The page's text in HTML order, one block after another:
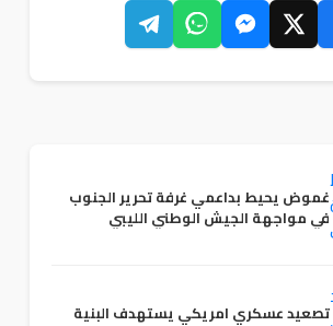
غموض يحيط بداعمي غرفة تحرير الجنوب
في مواجهة الجيش الوطني الليبي
تصعيد عسكري امريكي يستهدف البنية